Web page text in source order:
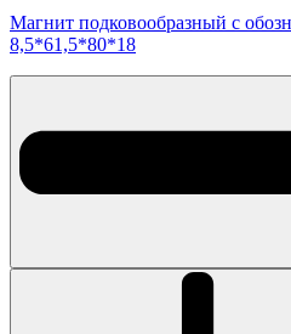
Магнит подковообразный с
8,5*61,5*80*18